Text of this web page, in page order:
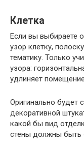
Клетка
Если вы выбираете
узор клетку,
тематику. Только
узора:
удлиняет
Оригинально будет
декоративной
какой бы вид
стены должны быть